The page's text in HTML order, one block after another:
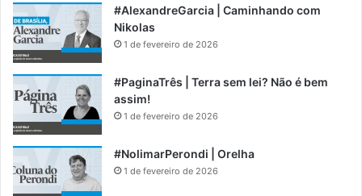
#AlexandreGarcia | Caminhando com
Nikolas
1 de fevereiro de 2026
#PaginaTrês | Terra sem lei? Não é bem
assim!
1 de fevereiro de 2026
#NolimarPerondi | Orelha
1 de fevereiro de 2026